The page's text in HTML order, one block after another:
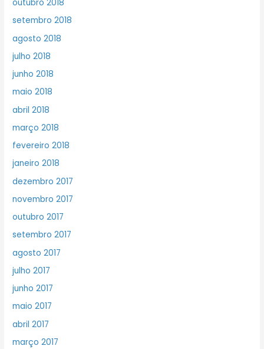
outubro 2018
setembro 2018
agosto 2018
julho 2018
junho 2018
maio 2018
abril 2018
março 2018
fevereiro 2018
janeiro 2018
dezembro 2017
novembro 2017
outubro 2017
setembro 2017
agosto 2017
julho 2017
junho 2017
maio 2017
abril 2017
março 2017